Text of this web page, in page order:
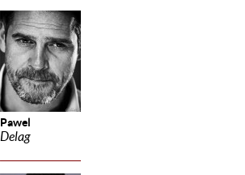
Pawel
Delag